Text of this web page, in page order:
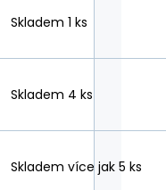
Skladem 1 ks
Skladem 4 ks
Skladem více jak 5 ks